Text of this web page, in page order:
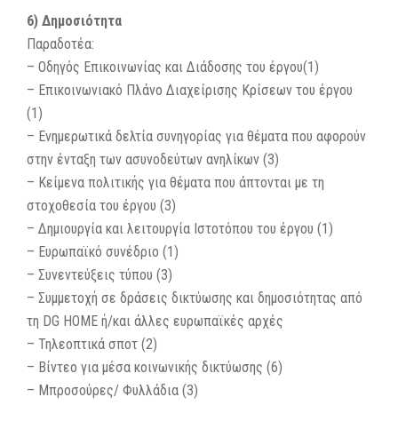
6) Δημοσιότητα
Παραδοτέα:
– Οδηγός Επικοινωνίας και Διάδοσης του έργου(1)
– Επικοινωνιακό Πλάνο Διαχείρισης Κρίσεων του έργου
(1)
– Ενημερωτικά δελτία συνηγορίας για θέματα που αφορούν
στην ένταξη των ασυνοδεύτων ανηλίκων (3)
– Κείμενα πολιτικής για θέματα που άπτονται με τη
στοχοθεσία του έργου (3)
– Δημιουργία και λειτουργία Ιστοτόπου του έργου (1)
– Ευρωπαϊκό συνέδριο (1)
– Συνεντεύξεις τύπου (3)
– Συμμετοχή σε δράσεις δικτύωσης και δημοσιότητας από
τη DG HOME ή/και άλλες ευρωπαϊκές αρχές
– Τηλεοπτικά σποτ (2)
– Βίντεο για μέσα κοινωνικής δικτύωσης (6)
– Μπροσούρες/ Φυλλάδια (3)